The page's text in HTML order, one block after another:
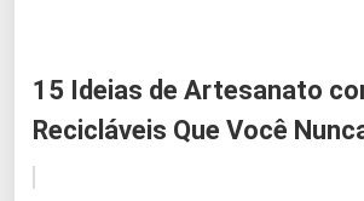
15 Ideias de Artesanato
Recicláveis Que Você